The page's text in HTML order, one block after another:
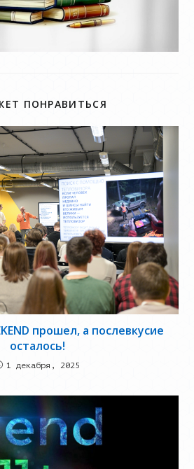
ПОНРАВИТЬСЯ
прошел, а послевкусие
осталось!
1 декабря, 2025